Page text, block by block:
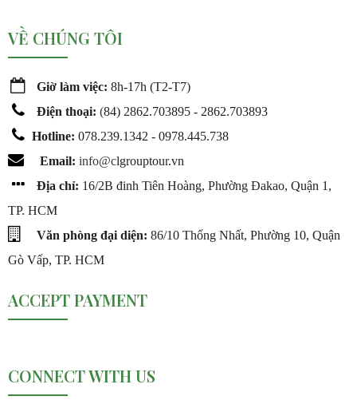
VỀ CHÚNG TÔI
Giờ làm việc: 8h-17h (T2-T7)
Điện thoại: (84) 2862.703895 - 2862.703893
Hotline: 078.239.1342 - 0978.445.738
Email: info@clgrouptour.vn
Địa chỉ: 16/2B đinh Tiên Hoàng, Phường Đakao, Quận 1,
TP. HCM
Văn phòng đại diện: 86/10 Thống Nhất, Phường 10, Quận
Gò Vấp, TP. HCM
ACCEPT PAYMENT
CONNECT WITH US